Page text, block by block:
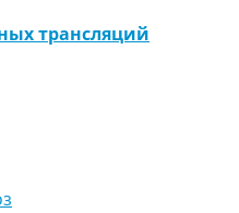
трансляций